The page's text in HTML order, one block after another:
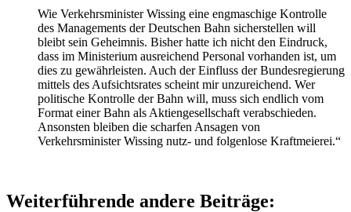
Wie Verkehrsminister Wissing eine engmaschige Kontrolle
des Managements der Deutschen Bahn sicherstellen will
bleibt sein Geheimnis. Bisher hatte ich nicht den Eindruck,
dass im Ministerium ausreichend Personal vorhanden ist, um
dies zu gewährleisten. Auch der Einfluss der Bundesregierung
mittels des Aufsichtsrates scheint mir unzureichend. Wer
politische Kontrolle der Bahn will, muss sich endlich vom
Format einer Bahn als Aktiengesellschaft verabschieden.
Ansonsten bleiben die scharfen Ansagen von
Verkehrsminister Wissing nutz- und folgenlose Kraftmeierei.“
Weiterführende andere Beiträge: